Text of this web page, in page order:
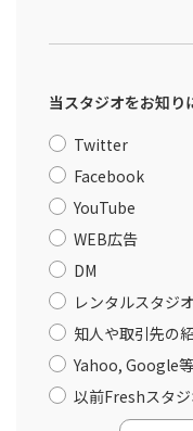
当スタジオをお知り
Twitter
Facebook
YouTube
WEB広告
DM
レンタルスタジ
知人や取引先の
Yahoo, Google
以前Freshスタジ